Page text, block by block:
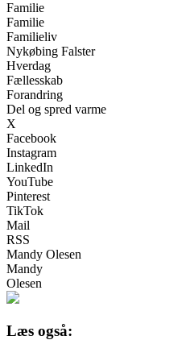
Familie
Familie
Familieliv
Nykøbing Falster
Hverdag
Fællesskab
Forandring
Del og spred varme
X
Facebook
Instagram
LinkedIn
YouTube
Pinterest
TikTok
Mail
RSS
Mandy Olesen
Mandy
Olesen
Læs også: